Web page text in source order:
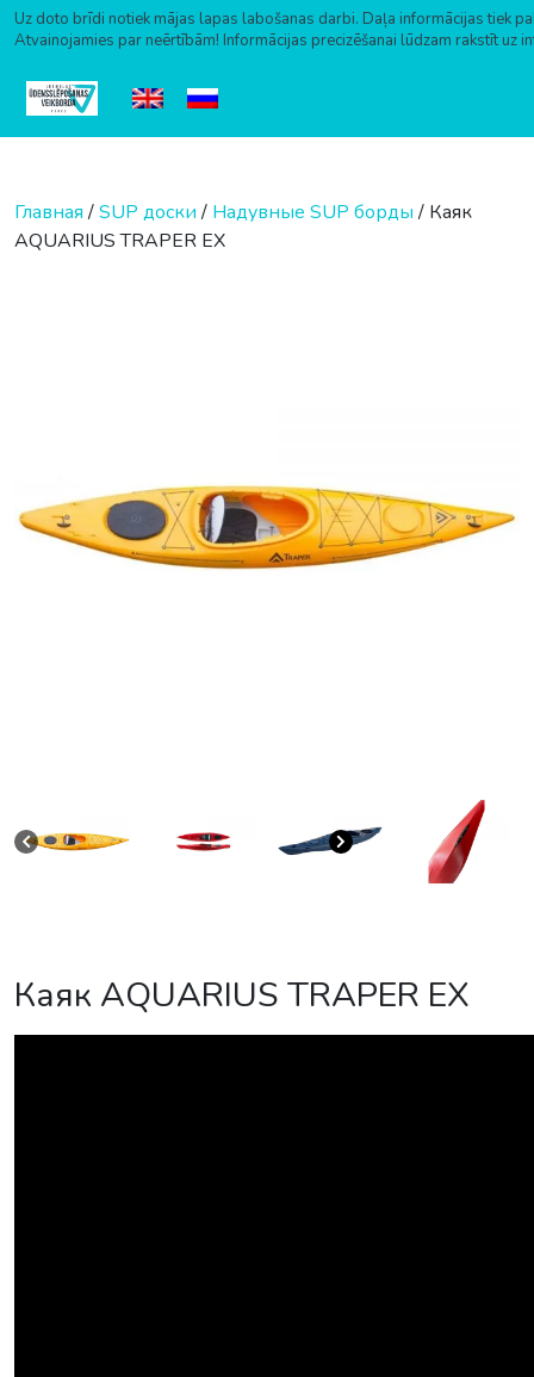
Uz doto brīdi notiek mājas lapas labošanas darbi. Daļa informācijas tiek
Atvainojamies par neērtībām! Informācijas precizēšanai lūdzam rakstīt uz
Главная/SUP доски/ Надувные SUP борды/ Каяк
AQUARIUS TRAPER EX
Каяк AQUARIUS TRAPER EX